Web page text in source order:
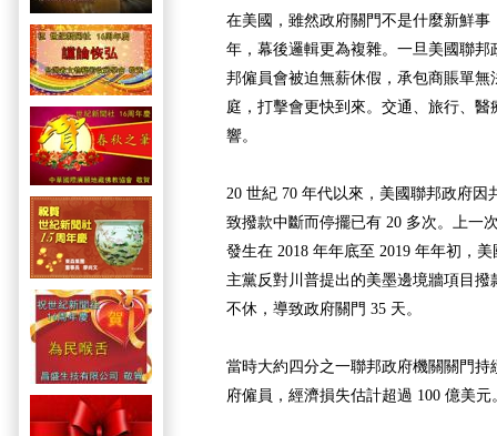
在美國，雖然政府關門不是什麼新鮮
年，幕後邏輯更為複雜。一旦美國聯邦
邦僱員會被迫無薪休假，承包商賬單
庭，打擊會更快到來。交通、旅行、
響。
20 世紀 70 年代以來，美國聯邦政府因
致撥款中斷而停擺已有 20 多次。上一
發生在 2018 年年底至 2019 年年初，
主黨反對川普提出的美墨邊境牆項目
不休，導致政府關門 35 天。
當時大約四分之一聯邦政府機關關門持
府僱員，經濟損失估計超過 100 億美元